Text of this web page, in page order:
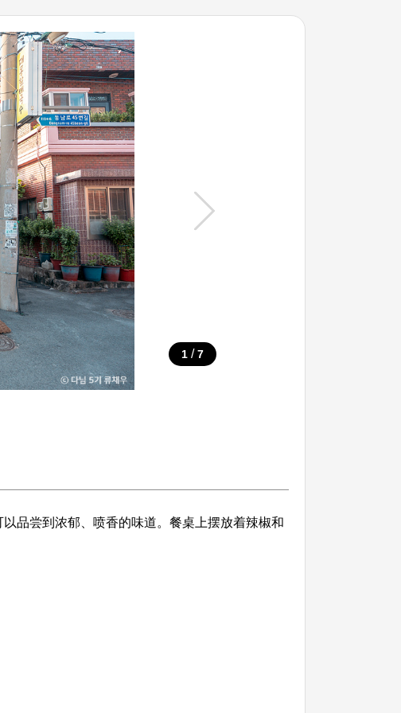
1 / 7
品尝到浓郁、喷香的味道。餐桌上摆放着辣椒和